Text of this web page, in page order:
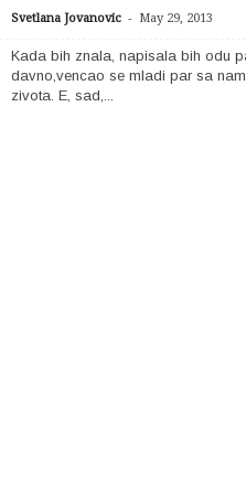
Svetlana Jovanovic - May 29, 2013
Kada bih znala, napisala bih odu
davno,vencao se mladi par sa
zivota. E, sad,...